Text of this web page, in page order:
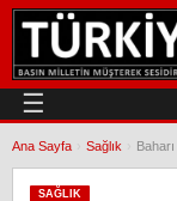
☰
Ana Sayfa Sağlık
SAĞLIK